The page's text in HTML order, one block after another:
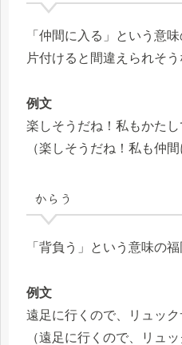
「仲間に入る」という意
片付けると間違えられそう
例文
楽しそうだね！私もかたし
（楽しそうだね！私も仲間
からう
「背負う」という意味の
例文
遠足に行くので、リュック
（遠足に行くので、リュ